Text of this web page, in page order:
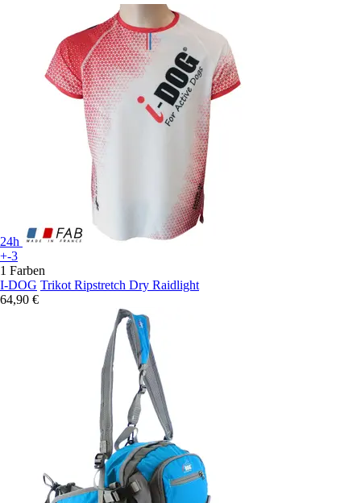
24h
+-3
1 Farben
I-DOG Trikot Ripstretch Dry Raidlight
64,90 €